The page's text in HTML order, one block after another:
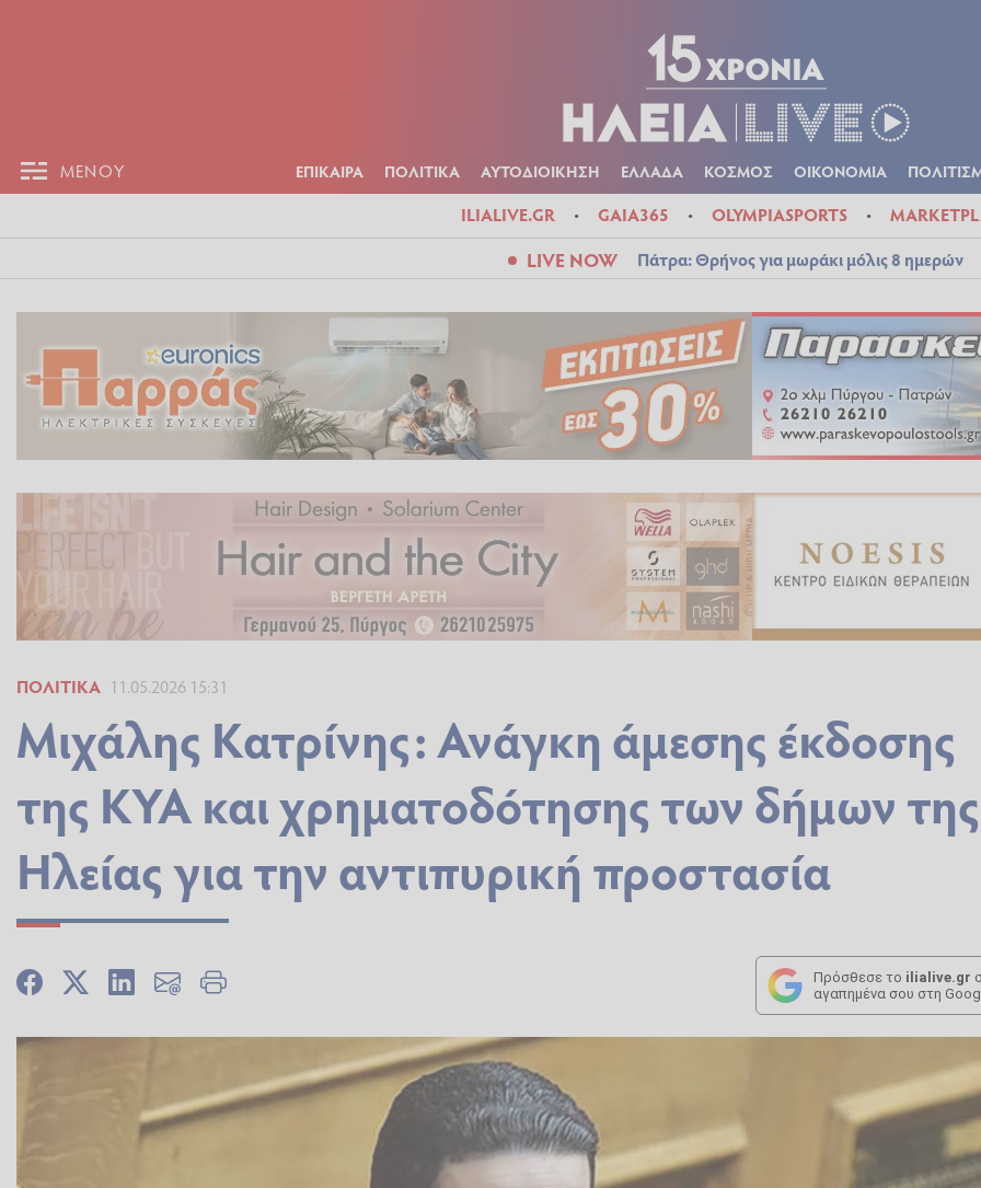
ΜΕΝΟΥ ΕΠΙΚΑΙΡΑ ΠΟΛΙΤΙΚΑ ΑΥΤΟΔΙΟΙΚΗΣΗ ΕΛΛΑΔΑ ΚΟΣΜΟΣ ΟΙΚΟΝΟΜΙΑ
ILIALIVE.GR GAIA365 OLYMPIASPORTS
LIVE NOW Πάτρα: Θρήνος για μωράκι μόλις 8 ημερών
ΠΟΛΙΤΙΚΆ 11.05.2026 15:31
Μιχάλης Κατρίνης: Ανάγκη άμεσης έκδοσης
της ΚΥΑ και χρηματοδότησης των δήμων της
Ηλείας για την αντιπυρική προστασία
Πρόσθεσε το ilialive.gr
αγαπημένα σου στη